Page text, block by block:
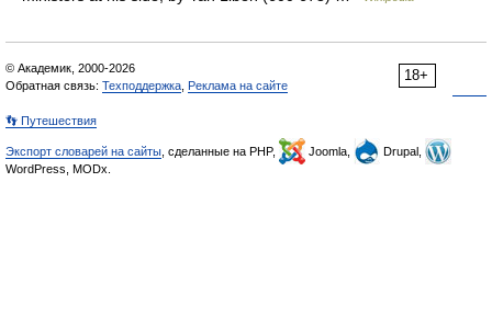
18+
© Академик, 2000-2026
Обратная связь: Техподдержка Реклама на сайте
👣 Путешествия
Экспорт словарей на сайты , сделанные на PHP, Joomla,
Drupal,
WordPress, MODx.